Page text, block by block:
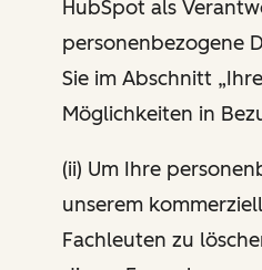
HubSpot als
personenbezogene
Sie im Abschnitt
Möglichkeiten in
(ii) Um Ihre
unserem
Fachleuten zu